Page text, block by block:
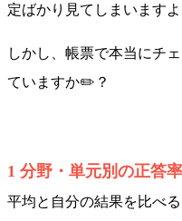
定ばかり見てしまいます
しかし、帳票で本当にチ
ていますか✏️？
1 分野・単元別の正答率
平均と自分の結果を比べ